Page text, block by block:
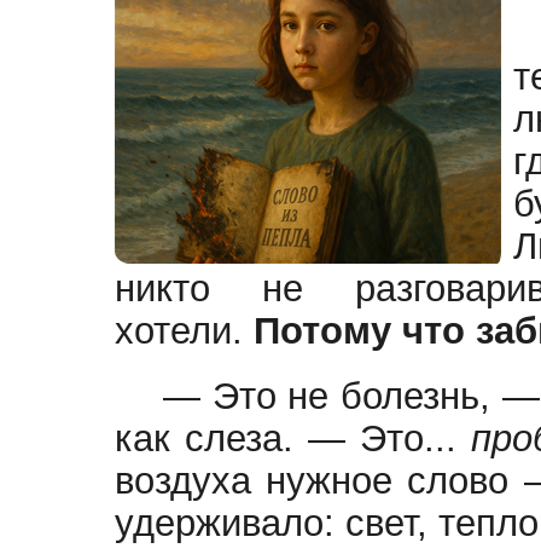
никто не
хотели. Потому что
— Это не болезнь, —
как слеза. — Это...
воздуха нужное
удерживало: свет,